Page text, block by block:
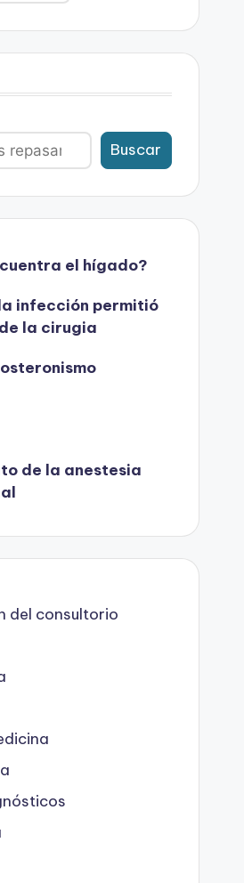
Buscar
el hígado?
infección permitió
la cirugia
de la anestesia
del consultorio